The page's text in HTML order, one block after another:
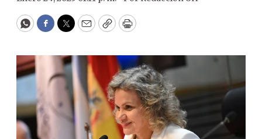
WhatsApp
Facebook
Twitter
EmailCopyPrint